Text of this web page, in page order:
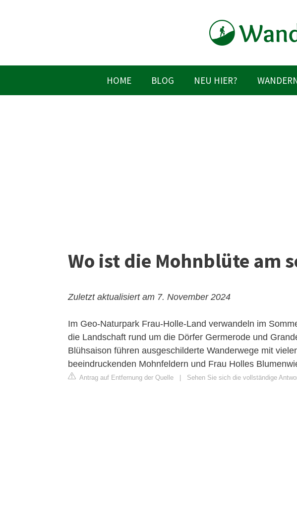
HOME BLOG NEU HIER?
Wo ist die Mohnblüte am
Zuletzt aktualisiert am 7. November 2024
Im Geo-Naturpark Frau-Holle-Land verwandeln im
die Landschaft rund um die Dörfer Germerode und
Blühsaison führen ausgeschilderte Wanderwege mit
beeindruckenden Mohnfeldern und Frau Holles
Antrag auf Entfernung der Quelle Sehen Sie sich die vollständige